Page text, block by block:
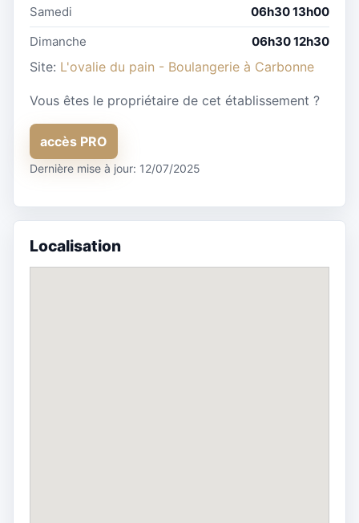
Samedi
06h30 13h00
Dimanche
06h30 12h30
Site: L'ovalie du pain - Boulangerie à Carbonne
Vous êtes le propriétaire de cet établissement ?
accès PRO
Dernière mise à jour: 12/07/2025
Localisation